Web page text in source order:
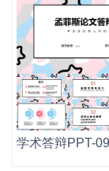
学术答辩PPT-